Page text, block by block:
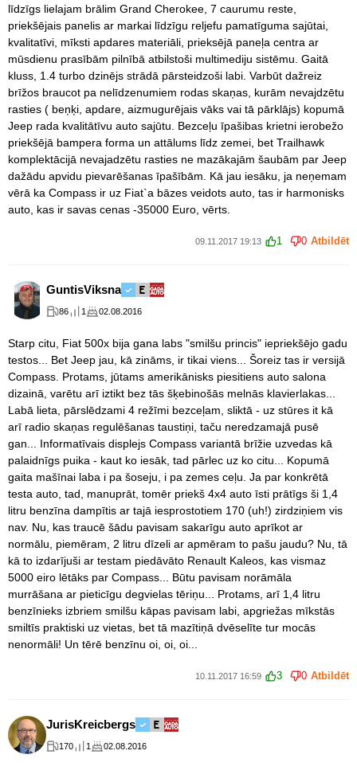
līdzīgs lielajam brālim Grand Cherokee, 7 caurumu reste,
priekšējais panelis ar markai līdzīgu reljefu pamatīguma sajūtai,
kvalitatīvi, mīksti apdares materiāli, prieksējā paneļa centra ar
mūsdienu prasībām pilnībā atbilstoši multimediju sistēmu. Gaitā
kluss, 1.4 turbo dzinējs strādā pārsteidzoši labi. Varbūt dažreiz
brīžos braucot pa nelīdzenumiem rodas skaņas, kurām nevajdzētu
rasties ( beņķi, apdare, aizmugurējais vāks vai tā pārklājs) kopumā
Jeep rada kvalitātīvu auto sajūtu. Bezceļu īpašibas krietni ierobežo
priekšējā bampera forma un attālums līdz zemei, bet Trailhawk
komplektācijā nevajadzētu rasties ne mazākajām šaubām par Jeep
dažādu apvidu pievarēšanas īpašībām. Kā jau iesāku, ja neņemam
vērā ka Compass ir uz Fiat`a bāzes veidots auto, tas ir harmonisks
auto, kas ir savas cenas -35000 Euro, vērts.
09.11.2017 19:13 1 0 Atbildēt
GuntisViksna
86 1 02.08.2016
Starp citu, Fiat 500x bija gana labs "smilšu princis" iepriekšējo gadu
testos... Bet Jeep jau, kā zināms, ir tikai viens... Šoreiz tas ir versijā
Compass. Protams, jūtams amerikānisks piesitiens auto salona
dizainā, varētu arī iztikt bez tās šķebinošās melnās klavierlakas...
Labā lieta, pārslēdzami 4 režīmi bezceļam, sliktā - uz stūres it kā
arī radio skaņas regulēšanas taustiņi, taču neredzamajā pusē
gan... Informatīvais displejs Compass variantā brīžie uzvedas kā
palaidnīgs puika - kaut ko iesāk, tad pārlec uz ko citu... Kopumā
gaita mašīnai laba i pa šoseju, i pa zemes ceļu. Ja par konkrētā
testa auto, tad, manuprāt, tomēr priekš 4x4 auto īsti prātīgs ši 1,4
litru benzīna dampītis ar tajā iesprostotiem 170 (uh!) zirdziņiem vis
nav. Nu, kas traucē šādu pavisam sakarīgu auto aprīkot ar
normālu, piemēram, 2 litru dīzeli ar apmēram to pašu jaudu? Nu, tā
kā to izdarījuši ar testam piedāvāto Renault Kaleos, kas vismaz
5000 eiro lētāks par Compass... Būtu pavisam norāmāla
murrāšana ar pieticīgu degvielas tēriņu... Protams, arī 1,4 litru
benzīnieks izbriem smilšu kāpas pavisam labi, apgriežas mīkstās
smiltīs praktiski uz vietas, bet tā mazītiņā dvēselīte tur mocās
nenormāli! Un tērē benzīnu oi, oi, oi...
10.11.2017 16:59 3 0 Atbildēt
JurisKreicbergs
170 1 02.08.2016